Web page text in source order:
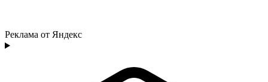
Реклама от Яндекс